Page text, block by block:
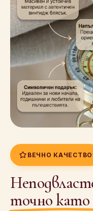
ВЕЧНО КАЧЕСТВО
точно